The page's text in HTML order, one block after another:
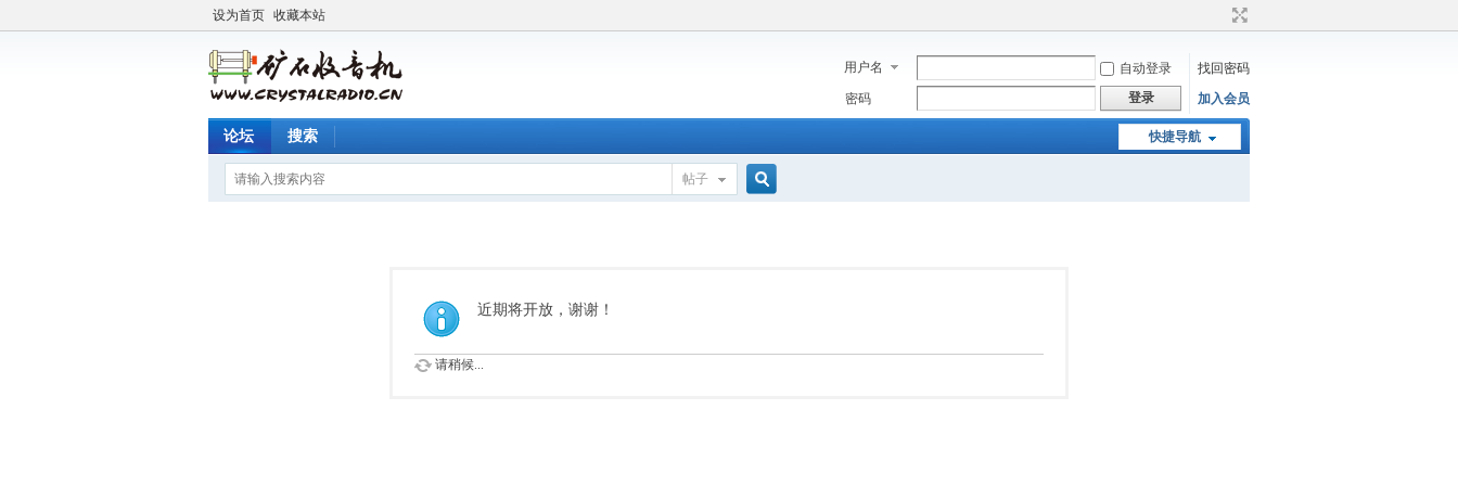
设为首页 收藏本站
用户名 自动登录
找回密码
密码
登录 加入会员
快捷导航
论坛 搜索
帖子
近期将开放，谢谢！
请稍候...